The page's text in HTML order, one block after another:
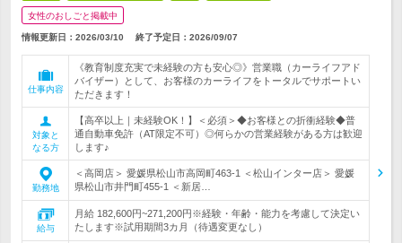
女性のおしごと掲載中
情報更新日：2026/03/10 終了予定日： 2026/09/07
仕事内容
《教育制度充実で未経験の方も安心◎》営業職（カーライフアド
バイザー）として、お客様のカーライフをトータルでサポートい
ただきます！
対象と
なる方
【高卒以上｜未経験OK！】＜必須＞◆お客様との折衝経験◆普
通自動車免許（AT限定不可）◎何らかの営業経験がある方は歓迎
します♪
勤務地
＜高岡店＞ 愛媛県松山市高岡町463-1 ＜松山インター店＞ 愛媛
県松山市井門町455-1 ＜新居…
給与
月給 182,600円~271,200円※経験・年齢・能力を考慮して決定い
たします※試用期間3カ月（待遇変更なし）